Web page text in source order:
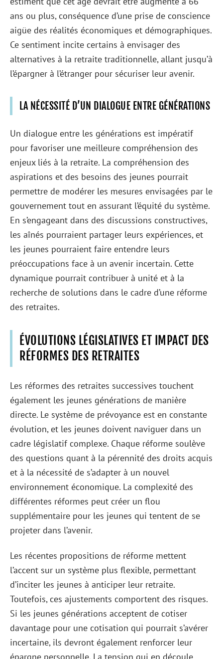
ans ou plus, conséquence d’une prise de conscience
aigüe des réalités économiques et démographiques.
Ce sentiment incite certains à envisager des
alternatives à la retraite traditionnelle, allant jusqu’à
l’épargner à l’étranger pour sécuriser leur avenir.
LA NÉCESSITÉ D’UN DIALOGUE ENTRE GÉNÉRATIONS
Un dialogue entre les générations est impératif
pour favoriser une meilleure compréhension des
enjeux liés à la retraite. La compréhension des
aspirations et des besoins des jeunes pourrait
permettre de modérer les mesures envisagées par le
gouvernement tout en assurant l’équité du système.
En s’engageant dans des discussions constructives,
les aînés pourraient partager leurs expériences, et
les jeunes pourraient faire entendre leurs
préoccupations face à un avenir incertain. Cette
dynamique pourrait contribuer à unité et à la
recherche de solutions dans le cadre d’une réforme
des retraites.
ÉVOLUTIONS LÉGISLATIVES ET IMPACT DES
RÉFORMES DES RETRAITES
Les réformes des retraites successives touchent
également les jeunes générations de manière
directe. Le système de prévoyance est en constante
évolution, et les jeunes doivent naviguer dans un
cadre législatif complexe. Chaque réforme soulève
des questions quant à la pérennité des droits acquis
et à la nécessité de s’adapter à un nouvel
environnement économique. La complexité des
différentes réformes peut créer un flou
supplémentaire pour les jeunes qui tentent de se
projeter dans l’avenir.
Les récentes propositions de réforme mettent
l’accent sur un système plus flexible, permettant
d’inciter les jeunes à anticiper leur retraite.
Toutefois, ces ajustements comportent des risques.
Si les jeunes générations acceptent de cotiser
davantage pour une cotisation qui pourrait s’avérer
incertaine, ils devront également renforcer leur